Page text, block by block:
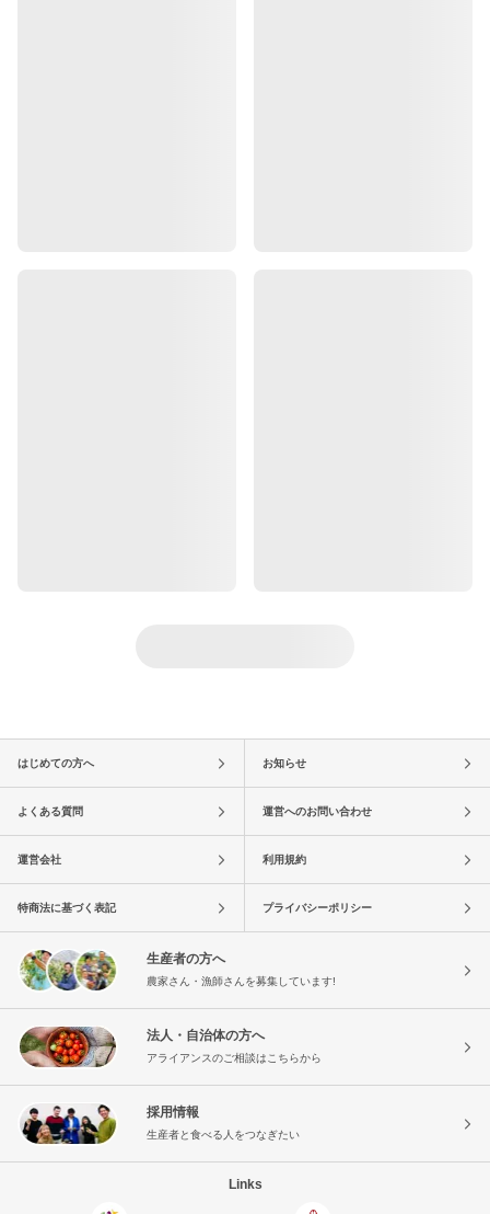
はじめての方へ お知らせ
よくある質問 運営へのお問い合わせ
運営会社 利用規約
特商法に基づく表記 プライバシーポリシー
生産者の方へ
農家さん・漁師さんを募集しています!
法人・自治体の方へ
アライアンスのご相談はこちらから
採用情報
生産者と食べる人をつなぎたい
Links